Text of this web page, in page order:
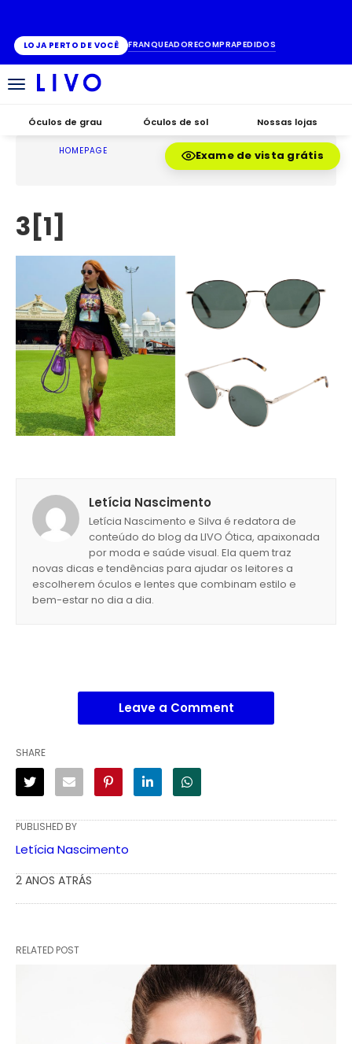
LOJA PERTO DE VOCÊ FRANQUEADORECOMPRAPEDIDOS
Alternar
Óculos de grau Óculos de sol Nossas lojas
Exame de vista grátis
HOMEPAGE
3[1]
Letícia Nascimento
Letícia Nascimento e Silva é redatora de
conteúdo do blog da LIVO Ótica, apaixonada
por moda e saúde visual. Ela quem traz
novas dicas e tendências para ajudar os leitores a
escolherem óculos e lentes que combinam estilo e
bem-estar no dia a dia.
Leave a Comment
SHARE
PUBLISHED BY
Letícia Nascimento
2 ANOS ATRÁS
RELATED POST